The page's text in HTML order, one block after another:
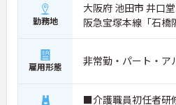
勤務地
大阪府 池田市 井口
阪急宝塚本線「石橋
雇用形態 非常勤・パート・ア
■介護職員初任者研